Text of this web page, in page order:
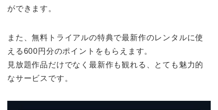
ができます。
また、無料トライアルの特典で最新作のレンタルに使
える600円分のポイントをもらえます。
見放題作品だけでなく最新作も観れる、とても魅力的
なサービスです。